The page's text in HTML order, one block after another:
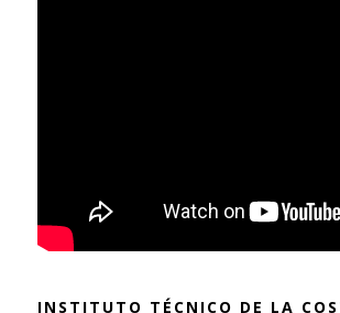
INSTITUTO TÉCNICO DE LA